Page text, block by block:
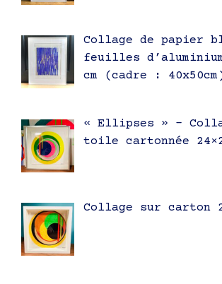
Collage de papier
feuilles
cm (cadre :
« Ellipses » –
toile cartonnée
Collage sur carton